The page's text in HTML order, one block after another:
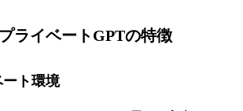
ライベートGPTの特徴
ト環境